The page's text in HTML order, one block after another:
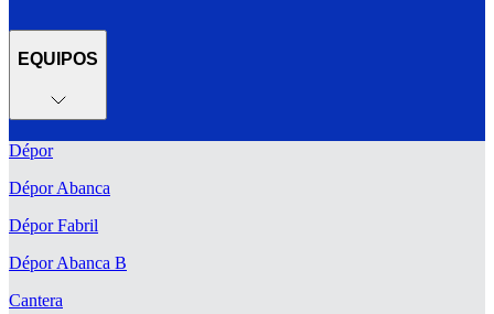
EQUIPOS
Dépor
Dépor Abanca
Dépor Fabril
Dépor Abanca B
Cantera